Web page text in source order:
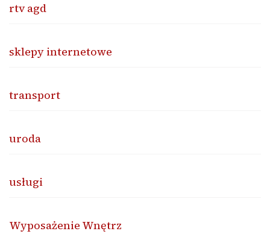
rtv agd
sklepy internetowe
transport
uroda
usługi
Wyposażenie Wnętrz